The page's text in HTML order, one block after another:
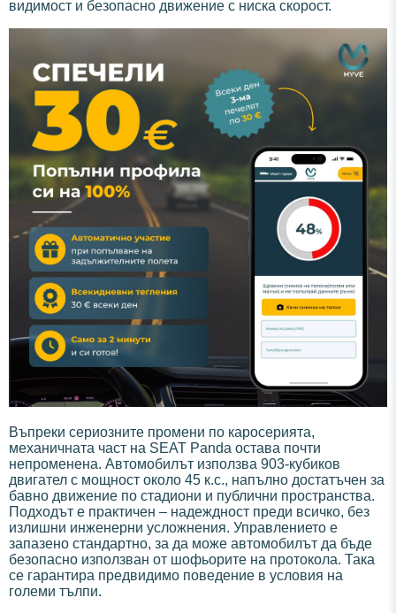
видимост и безопасно движение с ниска скорост.
Въпреки сериозните промени по каросерията,
механичната част на SEAT Panda остава почти
непроменена. Автомобилът използва 903-кубиков
двигател с мощност около 45 к.с., напълно достатъчен за
бавно движение по стадиони и публични пространства.
Подходът е практичен – надеждност преди всичко, без
излишни инженерни усложнения. Управлението е
запазено стандартно, за да може автомобилът да бъде
безопасно използван от шофьорите на протокола. Така
се гарантира предвидимо поведение в условия на
големи тълпи.